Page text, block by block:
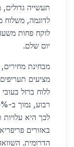
תעשייה
לדוגמה, משלוח
לוקח פחות
יום שלם.
מציעים
לכך היא עלויות
באזורים
הדרומית.